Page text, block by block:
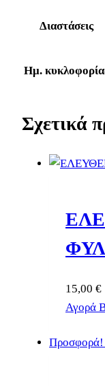
Διαστάσεις
Ημ.
Σχετικά
15,00 €
Αγορά
Προσφορά!